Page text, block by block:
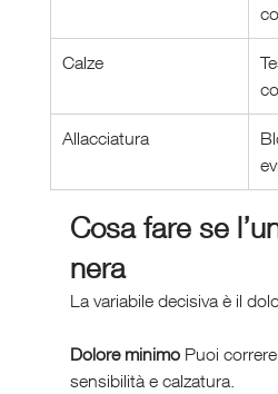
Calze
Allacciatura
Cosa fare se
nera
La variabile decisiva è il
Dolore minimo Puoi
sensibilità e calzatura.